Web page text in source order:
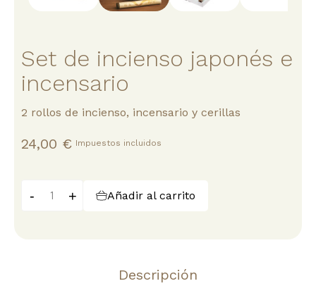
Set de incienso japonés e
incensario
2 rollos de incienso, incensario y cerillas
24,00 € Impuestos incluidos
- + Añadir al carrito
Descripción